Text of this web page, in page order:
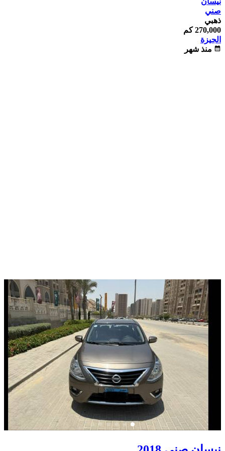
صني
ذهبي
270,000 كم
الجيزة
calendar_month منذ شهر